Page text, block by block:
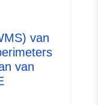
Areas) als
van PLU.
van
van